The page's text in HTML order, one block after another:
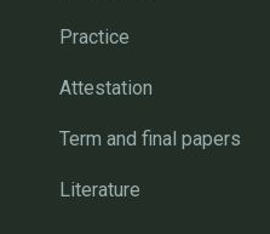
Practice
Attestation
Term and final papers
Literature